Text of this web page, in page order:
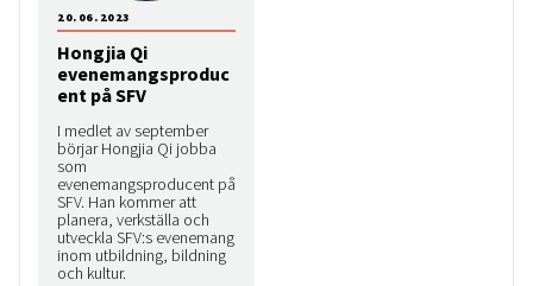
Hongjia Qi
evenemangsproduc
ent på SFV
I medlet av september
börjar Hongjia Qi jobba
som
evenemangsproducent på
SFV. Han kommer att
planera, verkställa och
utveckla SFV:s evenemang
inom utbildning, bildning
och kultur.
20.06.2023